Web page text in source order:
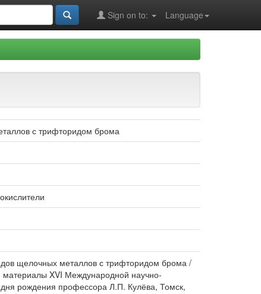
Language
Sign on to:
с трифторидом брома
щелочных металлов с трифторидом брома /
XVI Международной научно-
рождения профессора Л.П. Кулёва, Томск,